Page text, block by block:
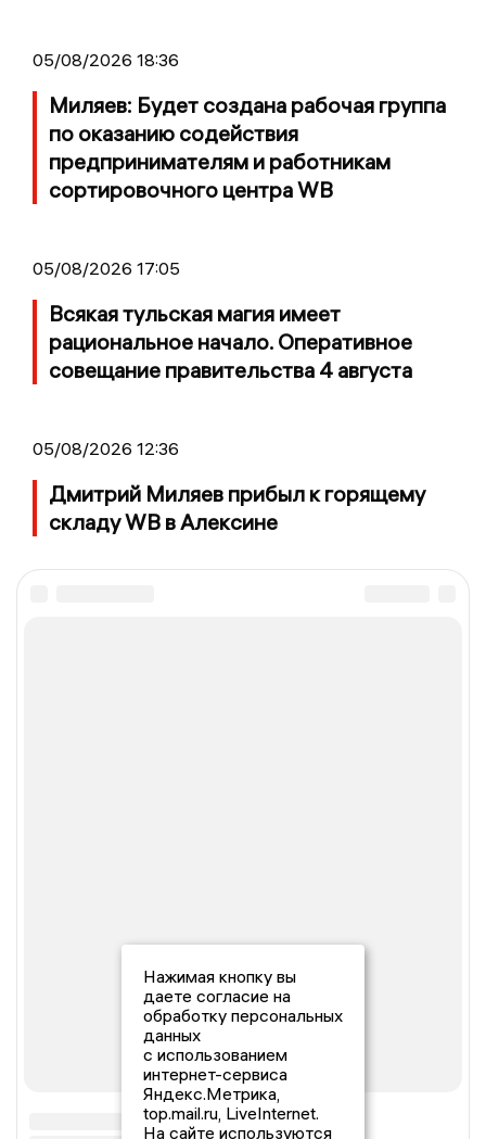
05/08/2026 18:36
Миляев: Будет создана рабочая группа
по оказанию содействия
предпринимателям и работникам
сортировочного центра WB
05/08/2026 17:05
Всякая тульская магия имеет
рациональное начало. Оперативное
совещание правительства 4 августа
05/08/2026 12:36
Дмитрий Миляев прибыл к горящему
складу WB в Алексине
Нажимая кнопку вы
даете согласие на
обработку персональных
данных
с использованием
интернет-сервиса
Яндекс.Метрика,
top.mail.ru, LiveInternet.
На сайте используются